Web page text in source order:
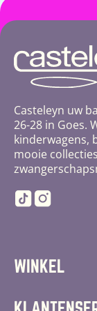
Casteleyn uw
26-28 in Goes.
kinderwagens,
mooie
TikTokInstagram
WINKEL
Autostoelen